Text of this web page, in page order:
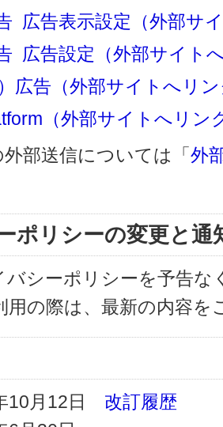
広告表示設定（外部サ
広告設定（外部サイト
広告（外部サイトへリ
（外部サイトへリン
部送信については「外
ポリシーの変更と通
バシーポリシーを予告
用の際は、最新の内容を
10月12日 改訂履歴